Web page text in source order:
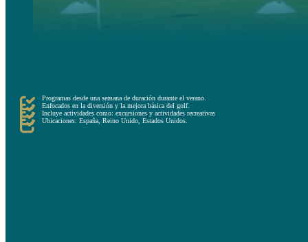
Programas desde una semana de duración durante el verano.
Enfocados en la diversión y la mejora básica del golf.
Incluye actividades como: excursiones y actividades recreativas
Ubicaciones: España, Reino Unido, Estados Unidos.